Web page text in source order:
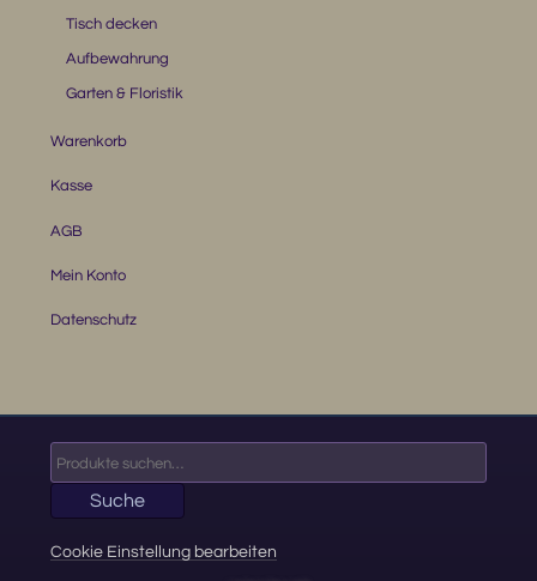
Tisch decken
Aufbewahrung
Garten & Floristik
Warenkorb
Kasse
AGB
Mein Konto
Datenschutz
nach:
Suche
Cookie Einstellung bearbeiten